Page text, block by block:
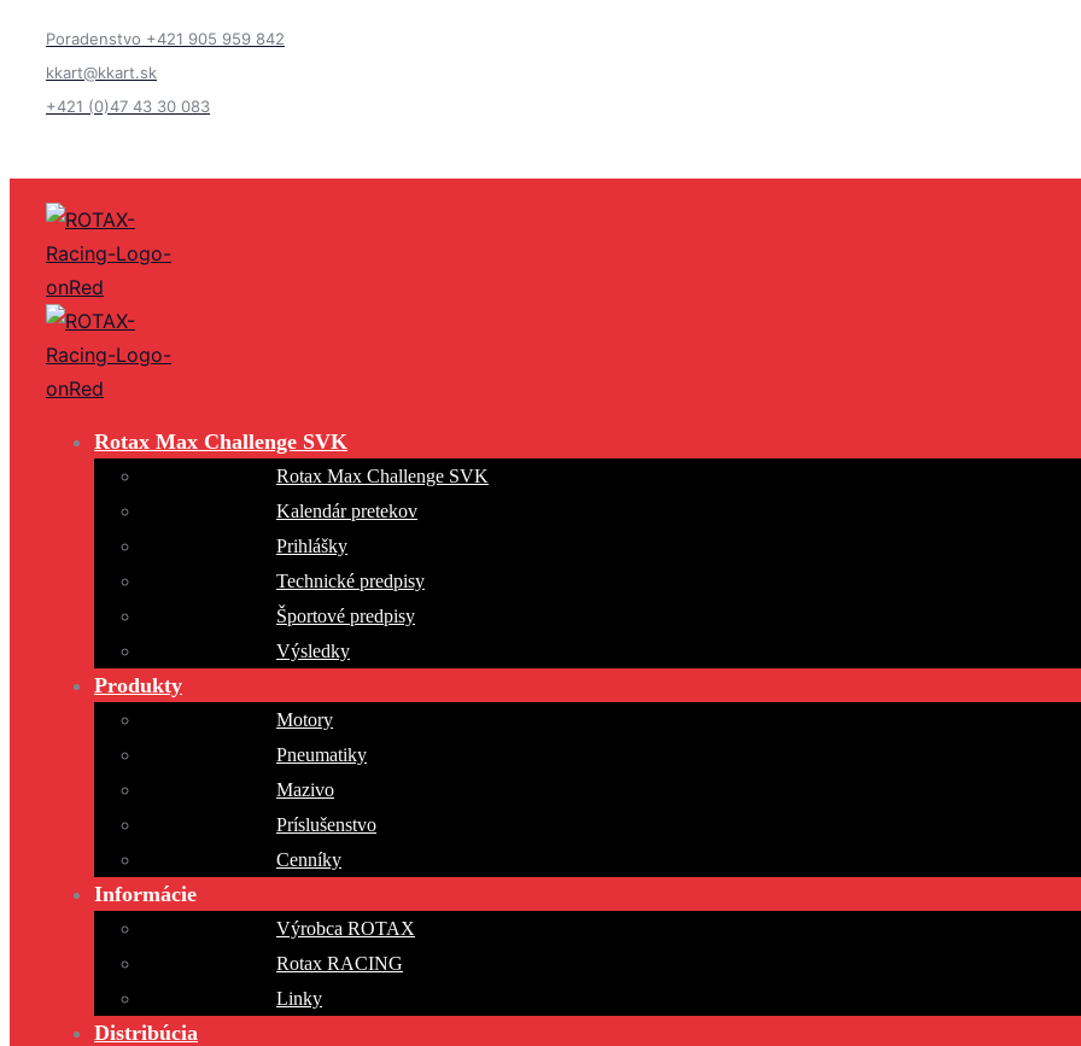
Poradenstvo +421 905 959 842
kkart@kkart.sk
+421 (0)47 43 30 083
Rotax Max Challenge SVK
Rotax Max Challenge SVK
Kalendár pretekov
Prihlášky
Technické predpisy
Športové predpisy
Výsledky
Produkty
Motory
Pneumatiky
Mazivo
Príslušenstvo
Cenníky
Informácie
Výrobca ROTAX
Rotax RACING
Linky
Distribúcia